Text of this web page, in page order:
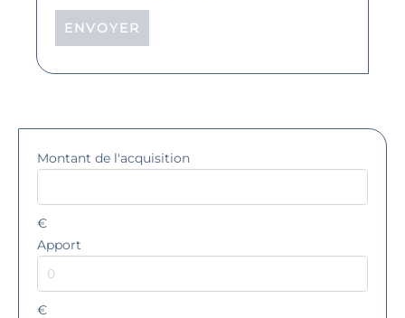
ENVOYER
Montant de l'acquisition
€
Apport
€